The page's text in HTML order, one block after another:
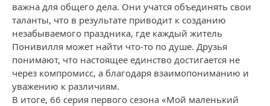
важна для общего дела. Они учатся объединять свои
таланты, что в результате приводит к созданию
незабываемого праздника, где каждый житель
Понивилля может найти что-то по душе. Друзья
понимают, что настоящее единство достигается не
через компромисс, а благодаря взаимопониманию и
уважению к различиям.
В итоге, 66 серия первого сезона «Мой маленький